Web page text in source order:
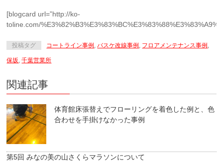
[blogcard url=”http://ko-
toline.com/
投稿タグ コートライン事例 ,バスケ改線事例 フロアメンテナンス事例
保坂 ,千葉営業所
関連記事
体育館床張替えでフローリングを着色した例と、色
合わせを手掛けなかった事例
第5回 みなの美の山さくらマラソンについて